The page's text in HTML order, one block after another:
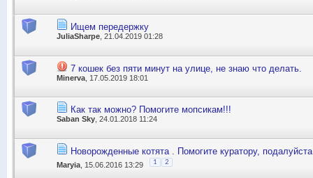
Ищем передержку
JuliaSharpe , 21.04.2019 01:28
7 кошек без пяти минут на улице, не знаю что делать.
Minerva , 17.05.2019 18:01
Как так можно? Помогите мопсикам!!!
Saban Sky , 24.01.2018 11:24
Новорожденные котята . Помогите куратору,
Maryia , 15.06.2016 13:29 1 2